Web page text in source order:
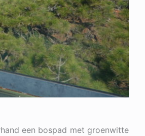
een bospad met groenwitte